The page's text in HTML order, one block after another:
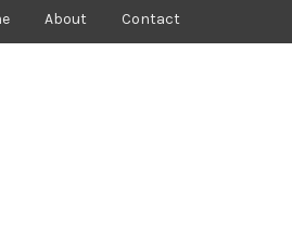
About Contact